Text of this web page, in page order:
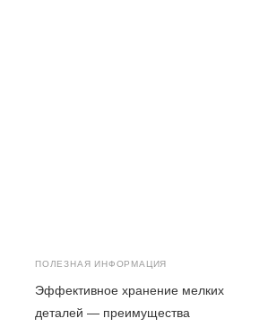
ПОЛЕЗНАЯ ИНФОРМАЦИЯ
Эффективное хранение мелких
деталей — преимущества